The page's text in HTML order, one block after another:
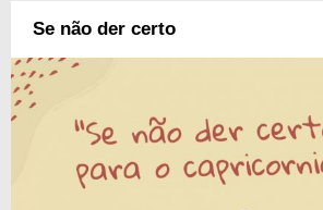
Se não der certo